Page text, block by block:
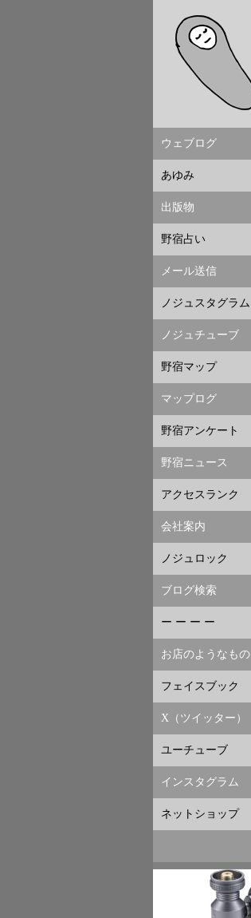
ウェブログ
あゆみ
出版物
野宿占い
メール送信
ノジュスタグラム
ノジュチューブ
野宿マップ
マップログ
野宿アンケート
野宿ニュース
アクセスランク
会社案内
ノジュロック
ブログ検索
ー ー ー ー
お店のようなもの
フェイスブック
X（ツイッター）
ユーチューブ
インスタグラム
ネットショップ